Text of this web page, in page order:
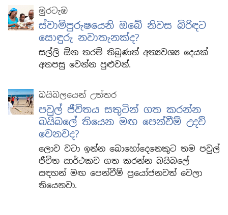
මුරටැඹ
ස්වාමිපුරුෂයෙනි ඔබේ නිවස බිරිඳට
සොඳුරු නවාතැනක්ද?
සල්ලි ඕන තරම් තිබුණත් අත්‍යවශ්‍ය දෙයක්
අතපසු වෙන්න පුළුවන්.
බයිබලයෙන් උත්තර
පවුල් ජීවිතය සතුටින් ගත කරන්න
බයිබලේ තියෙන මඟ පෙන්වීම් උදව්
වෙනවද?
ලොව වටා ඉන්න බොහෝදෙනෙකුට තම පවුල්
ජීවිත සාර්ථකව ගත කරන්න බයිබලේ
සඳහන් මඟ පෙන්වීම් ප්‍රයෝජනවත් වෙලා
තියෙනවා.